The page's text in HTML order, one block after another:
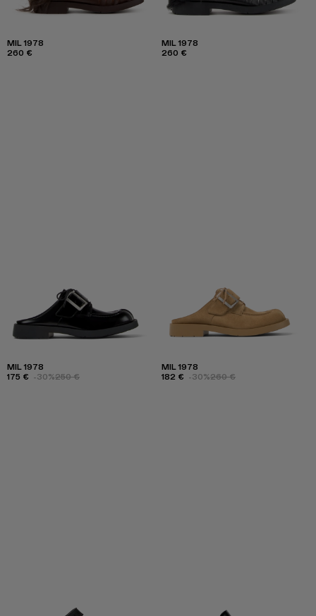
MIL 1978
260 €
MIL 1978
260 €
MIL 1978
175 € -30%250 €
MIL 1978
182 € -30%260 €